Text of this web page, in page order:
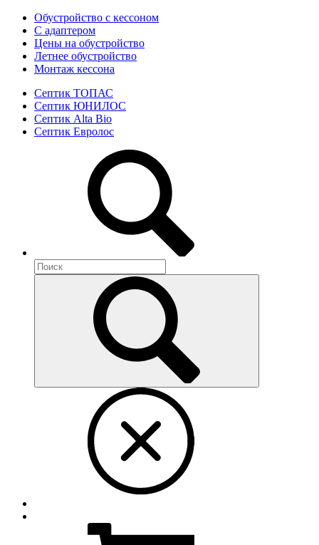
Обустройство с кессоном
С адаптером
Цены на обустройство
Летнее обустройство
Монтаж кессона
Септик ТОПАС
Септик ЮНИЛОС
Септик Alta Bio
Септик Евролос